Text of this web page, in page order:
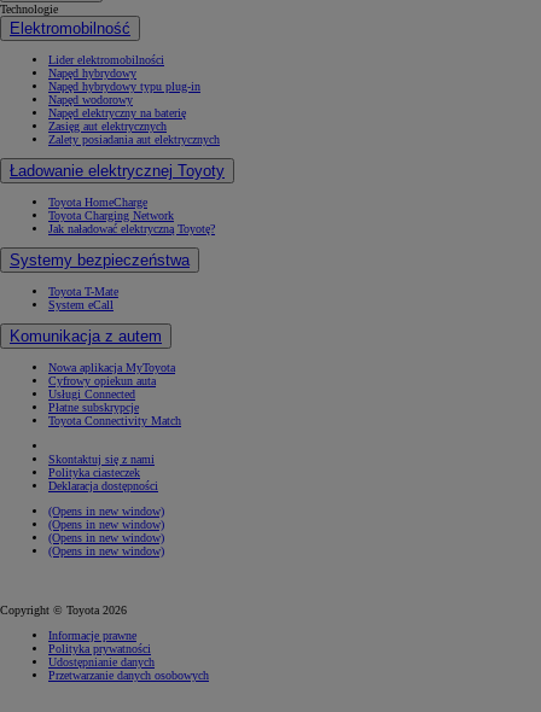
Technologie
Elektromobilność
Lider elektromobilności
Napęd hybrydowy
Napęd hybrydowy typu plug-in
Napęd wodorowy
Napęd elektryczny na baterię
Zasięg aut elektrycznych
Zalety posiadania aut elektrycznych
Ładowanie elektrycznej Toyoty
Toyota HomeCharge
Toyota Charging Network
Jak naładować elektryczną Toyotę?
Systemy bezpieczeństwa
Toyota T-Mate
System eCall
Komunikacja z autem
Nowa aplikacja MyToyota
Cyfrowy opiekun auta
Usługi Connected
Płatne subskrypcje
Toyota Connectivity Match
Skontaktuj się z nami
Polityka ciasteczek
Deklaracja dostępności
(Opens in new window)
(Opens in new window)
(Opens in new window)
(Opens in new window)
Copyright © Toyota 2026
Informacje prawne
Polityka prywatności
Udostępnianie danych
Przetwarzanie danych osobowych